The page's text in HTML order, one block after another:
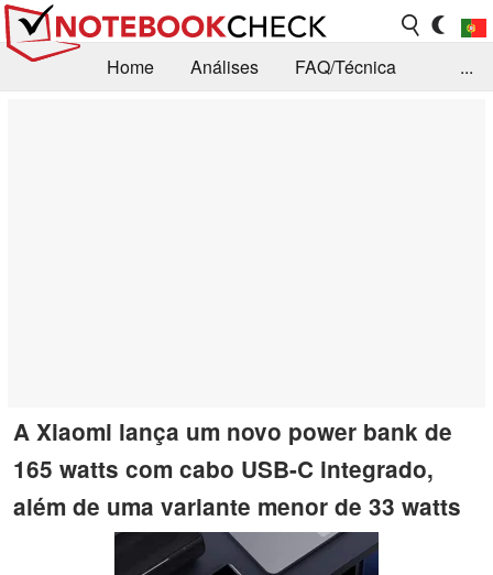
Home Análises
FAQ/Técnica
...
A Xiaomi lança um novo power bank de
165 watts com cabo USB-C integrado,
além de uma variante menor de 33 watts